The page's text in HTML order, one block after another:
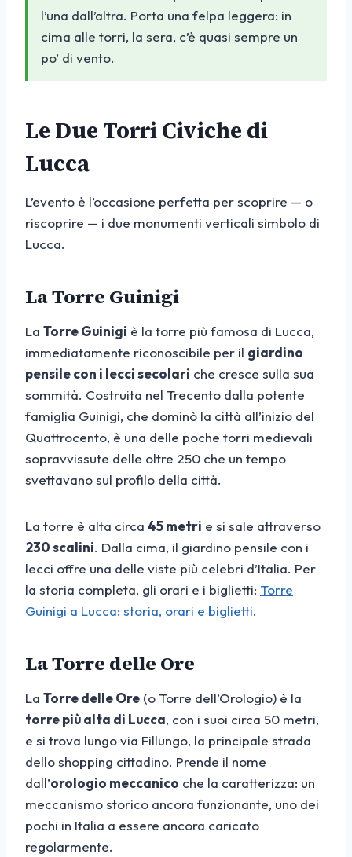
l’una dall’altra. Porta una felpa leggera: in
cima alle torri, la sera, c’è quasi sempre un
po’ di vento.
Le Due Torri Civiche di
Lucca
L’evento è l’occasione perfetta per scoprire — o
riscoprire — i due monumenti verticali simbolo di
Lucca.
La Torre Guinigi
La Torre Guinigi è la torre più famosa di Lucca,
immediatamente riconoscibile per il giardino
pensile con i lecci secolari che cresce sulla sua
sommità. Costruita nel Trecento dalla potente
famiglia Guinigi, che dominò la città all’inizio del
Quattrocento, è una delle poche torri medievali
sopravvissute delle oltre 250 che un tempo
svettavano sul profilo della città.
La torre è alta circa 45 metri e si sale attraverso
230 scalini. Dalla cima, il giardino pensile con i
lecci offre una delle viste più celebri d’Italia. Per
la storia completa, gli orari e i biglietti: Torre
Guinigi a Lucca: storia, orari e biglietti.
La Torre delle Ore
La Torre delle Ore (o Torre dell’Orologio) è la
torre più alta di Lucca, con i suoi circa 50 metri,
e si trova lungo via Fillungo, la principale strada
dello shopping cittadino. Prende il nome
dall’orologio meccanico che la caratterizza: un
meccanismo storico ancora funzionante, uno dei
pochi in Italia a essere ancora caricato
regolarmente.